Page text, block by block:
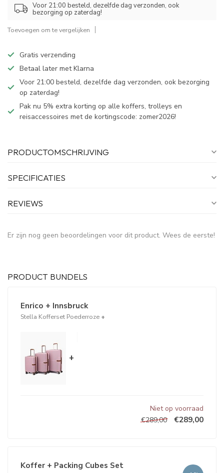
Voor 21:00 besteld, dezelfde dag verzonden, ook
bezorging op zaterdag!
Toevoegen om te vergelijken
Gratis verzending
Betaal later met Klarna
Voor 21:00 besteld, dezelfde dag verzonden, ook bezorging
op zaterdag!
Pak nu 5% extra korting op alle koffers, trolleys en
reisaccessoires met de kortingscode: zomer2026!
PRODUCTOMSCHRIJVING
SPECIFICATIES
REVIEWS
Er zijn nog geen beoordelingen voor dit product. Wees de eerste!
PRODUCT BUNDELS
Enrico + Innsbruck
Stella Kofferset Poederroze +
+
Niet op voorraad
€289,00
€289,00
Koffer + Packing Cubes Set